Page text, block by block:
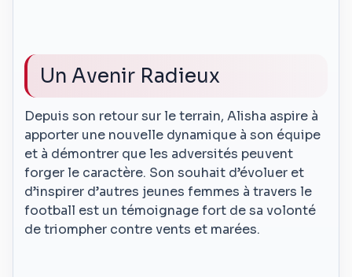
Un Avenir Radieux
Depuis son retour sur le terrain, Alisha aspire à
apporter une nouvelle dynamique à son équipe
et à démontrer que les adversités peuvent
forger le caractère. Son souhait d’évoluer et
d’inspirer d’autres jeunes femmes à travers le
football est un témoignage fort de sa volonté
de triompher contre vents et marées.